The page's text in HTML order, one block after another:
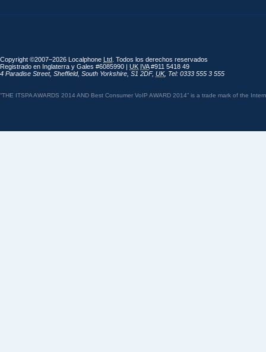
Copyright ©2007–2026 Localphone Ltd . Todos los derechos reservados
Registrado en Inglaterra y Gales #6085990 | UK IVA#911 5418 49
4 Paradise Street, Sheffield, South Yorkshire S1 2DF, UK, Tel: 0333 555 3 555
“THE ITSPA AWARDS 2014 AND Best Consumer VoIP AWARD 2014” is a trade mark of the